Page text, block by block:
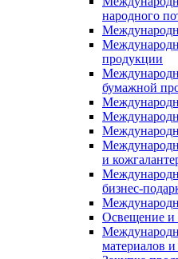
народного
продукции
бумажной
и
бизнес-
Освещение и
материалов